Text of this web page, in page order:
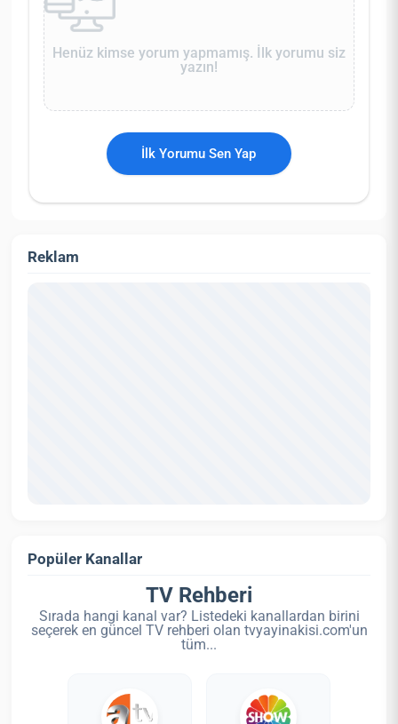
Henüz kimse yorum yapmamış. İlk yorumu siz
yazın!
İlk Yorumu Sen Yap
Reklam
Popüler Kanallar
TV Rehberi
Sırada hangi kanal var? Listedeki kanallardan birini
seçerek en güncel TV rehberi olan tvyayinakisi.com'un
tüm...